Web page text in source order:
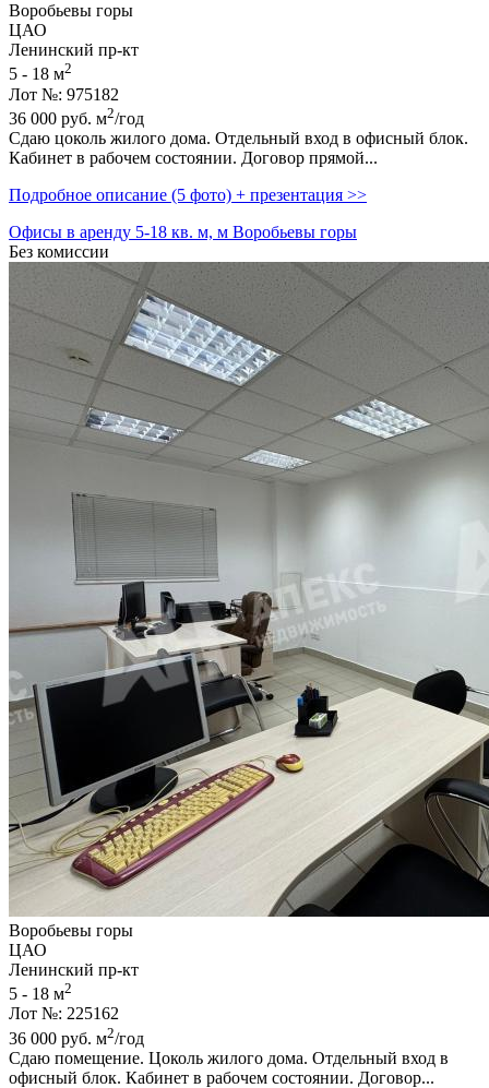
Воробьевы горы
ЦАО
Ленинский пр-кт
5 - 18 м2
Лот №: 975182
36 000 руб. м2/год
Сдаю цоколь жилого дома. Отдельный вход в офисный блок.
Кабинет в рабочем состоянии. Договор прямой...
Подробное описание (5 фото) + презентация >>
Офисы в аренду 5-18 кв. м, м Воробьевы горы
Без комиссии
Воробьевы горы
ЦАО
Ленинский пр-кт
5 - 18 м2
Лот №: 225162
36 000 руб. м2/год
Сдаю помещение. Цоколь жилого дома. Отдельный вход в
офисный блок. Кабинет в рабочем состоянии. Договор...